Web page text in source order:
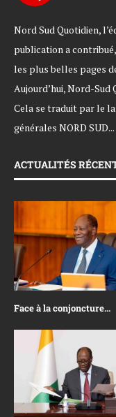
Nord Sud Quotidien,
publication a
les plus belles pages
Aujourd’hui, Nord-Sud
Cela se traduit par le
générales NORD SUD...
ACTUALITÉS
Face à la conjoncture...